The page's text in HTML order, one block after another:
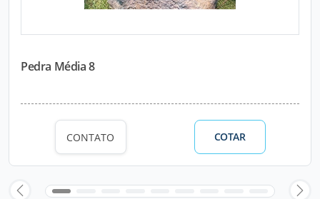
Pedra Média 8
CONTATO COTAR